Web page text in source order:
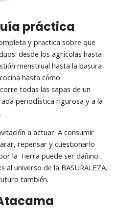
práctica
y practica sobre que
desde los agrícolas hasta
menstrual hasta la basura
hasta cómo
todas las capas de un
periodística rigurosa y a la
a actuar. A consumir
repensar y cuestionarlo
la Tierra puede ser dañino…
universo de la BASURALEZA.
también.